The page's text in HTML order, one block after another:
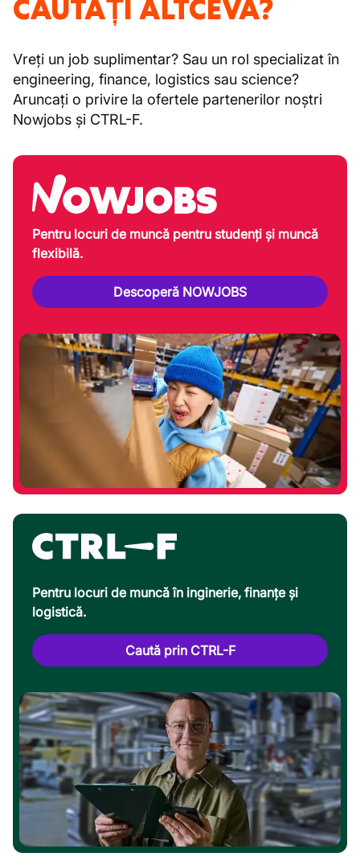
CĂUTAȚI ALTCEVA?
Vreți un job suplimentar? Sau un rol specializat în
engineering, finance, logistics sau science?
Aruncați o privire la ofertele partenerilor noștri
Nowjobs și CTRL-F.
Pentru locuri de muncă pentru studenți și muncă
flexibilă.
Descoperă NOWJOBS
Pentru locuri de muncă în inginerie, finanțe și
logistică.
Caută prin CTRL-F